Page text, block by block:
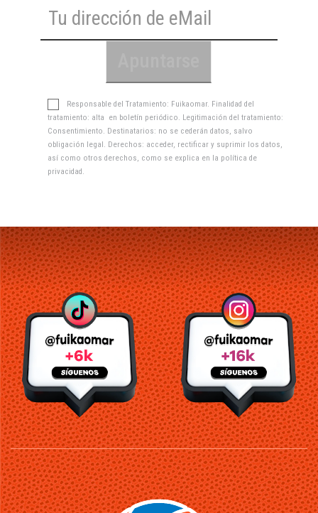
Responsable del Tratamiento: Fuikaomar. Finalidad del
tratamiento: alta en boletín periódico. Legitimación del tratamiento:
Consentimiento. Destinatarios: no se cederán datos, salvo
obligación legal. Derechos: acceder, rectificar y suprimir los datos,
así como otros derechos, como se explica en la política de
privacidad.